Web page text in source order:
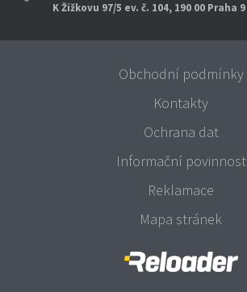
K Žižkovu 97/5 ev. č. 104, 190 00 Praha 9
Obchodní podmínky
Kontakty
Ochrana dat
Informační povinnost
Reklamace
Mapa stránek